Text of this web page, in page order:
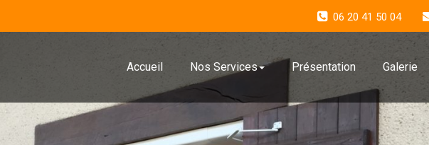
06 20 41 50 04
Accueil Nos Services Présentation Galerie